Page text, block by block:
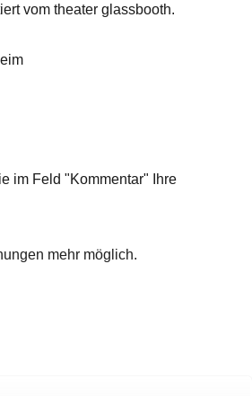
vom theater glassbooth.
im Feld "Kommentar" Ihre
mehr möglich.